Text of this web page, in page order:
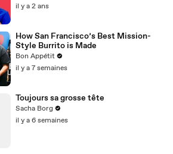
il y a 2 ans
How San Francisco’s Best Mission-
Style Burrito is Made
Bon Appétit
il y a 7 semaines
Toujours sa grosse tête
Sacha Borg
il y a 6 semaines